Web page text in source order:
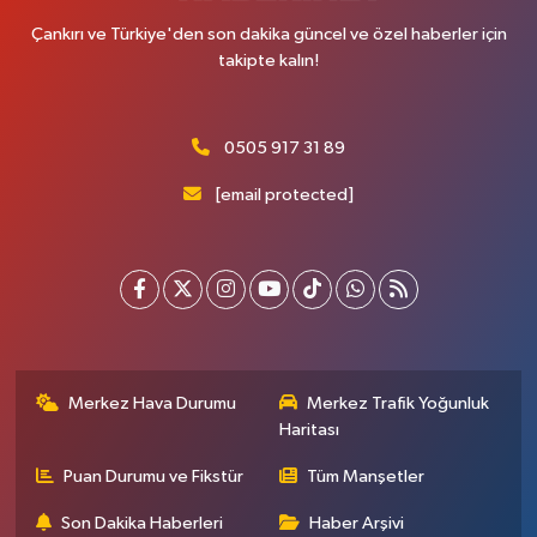
Çankırı ve Türkiye'den son dakika güncel ve özel haberler için
takipte kalın!
0505 917 31 89
[email protected]
Merkez Hava Durumu
Merkez Trafik Yoğunluk
Haritası
Puan Durumu ve Fikstür Tüm Manşetler
Son Dakika Haberleri Haber Arşivi